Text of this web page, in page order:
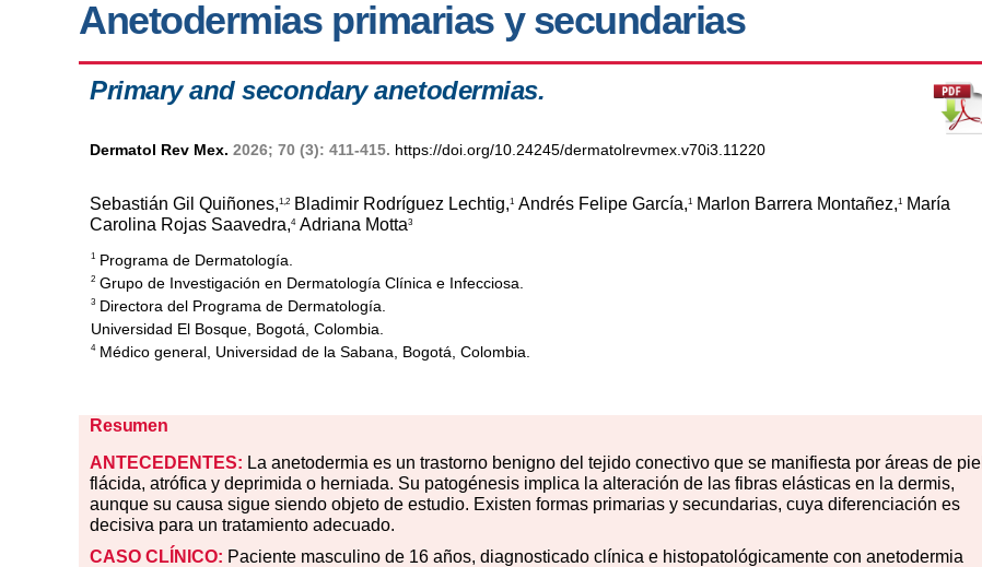
Anetodermias primarias y secundarias
Primary and secondary anetodermias.
Dermatol Rev Mex. 2026; 70 (3): 411-415. https://doi.org/10.24245/dermatolrevmex.v70i3.11220
Sebastián Gil Quiñones,1,2 Bladimir Rodríguez Lechtig,1 Andrés Felipe García,1 Marlon Barrera Montañez,1
María
Carolina Rojas Saavedra,4Adriana Motta3
1 Programa de Dermatología.
2 Grupo de Investigación en Dermatología Clínica e Infecciosa.
3 Directora del Programa de Dermatología.
Universidad El Bosque, Bogotá, Colombia.
4Médico general, Universidad de la Sabana, Bogotá, Colombia.
Resumen
ANTECEDENTES: La anetodermia es un trastorno benigno del tejido conectivo que se manifiesta por áreas de piel
flácida, atrófica y deprimida o herniada. Su patogénesis implica la alteración de las fibras elásticas en la dermis,
aunque su causa sigue siendo objeto de estudio. Existen formas primarias y secundarias, cuya diferenciación es
decisiva para un tratamiento adecuado.
CASO CLÍNICO: Paciente masculino de 16 años, diagnosticado clínica e histopatológicamente con anetodermia